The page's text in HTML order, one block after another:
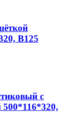
В125
с
500*116*320,